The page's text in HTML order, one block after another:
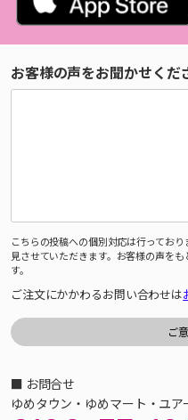
お客様の声をお聞かせくだ
こちらの投稿への個別対応は行ってお
見させていただきます。お客様の声を
す。
ご注文にかかわるお問い合わせは
■ お問合せ
ゆめタウン・ゆめマート・ユア